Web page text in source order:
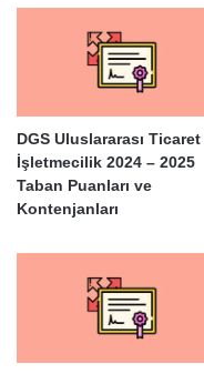
DGS Uluslararası
İşletmecilik 2024 – 2025
Taban Puanları ve
Kontenjanları